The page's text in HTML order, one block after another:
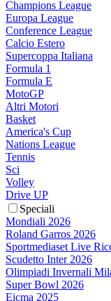
Champions League
Europa League
Conference League
Calcio Estero
Supercoppa Italiana
Formula 1
Formula E
MotoGP
Altri Motori
Basket
America's Cup
Nations League
Tennis
Sci
Volley
Drive UP
Speciali
Mondiali 2026
Roland Garros 2026
Sportmediaset Live
Scudetto Inter 2026
Olimpiadi Invernali
Super Bowl 2026
Eicma 2025